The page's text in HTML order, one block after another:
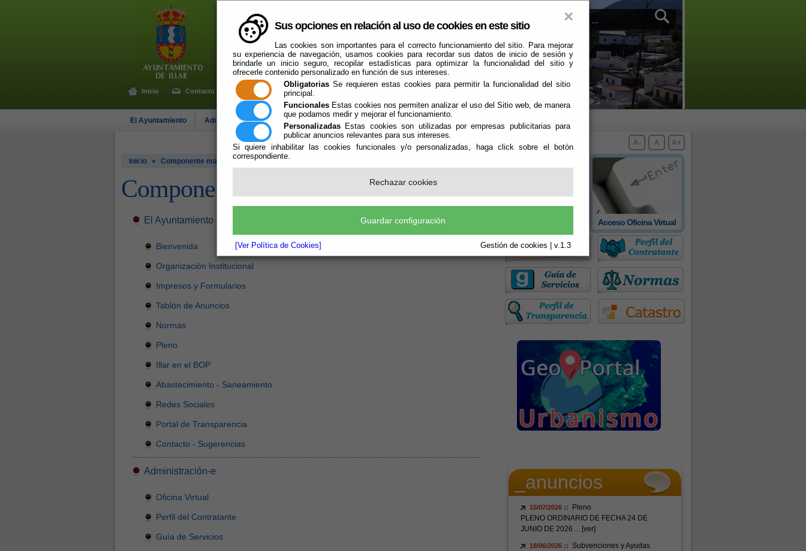
×
Sus opciones en relación al uso de cookies en este sitio
Las cookies son importantes para el correcto funcionamiento del sitio. Para mejorar
su experiencia de navegación, usamos cookies para recordar sus datos de inicio de sesión y
brindarle un inicio seguro, recopilar estadísticas para optimizar la funcionalidad del sitio y
ofrecerle contenido personalizado en función de sus intereses.
Obligatorias Se requieren estas cookies para permitir la funcionalidad del sitio
principal.
Funcionales Estas cookies nos permiten analizar el uso del Sitio web, de manera
que podamos medir y mejorar el funcionamiento.
Personalizadas Estas cookies son utilizadas por empresas publicitarias para
publicar anuncios relevantes para sus intereses.
Si quiere inhabilitar las cookies funcionales y/o personalizadas, haga click sobre el botón
correspondiente.
Rechazar cookies
Guardar configuración
[Ver Política de Cookies] Gestión de cookies | v.1.3
Inicio Contacto
El Ayuntamiento Administración-e Que Hacer Cuando Illar
A+
A
A-
Acceso Oficina Virtual
_anuncios
15/07/2026 ::
Pleno
PLENO ORDINARIO DE FECHA 24 DE
JUNIO DE 2026 ... [ver]
18/06/2026 ::
Subvenciones y Ayudas
Inicio » Componente mapa web
Componente mapa web
El Ayuntamiento
Bienvenida
Organización Institucional
Impresos y Formularios
Tablón de Anuncios
Normas
Pleno
Illar en el BOP
Abastecimiento - Saneamiento
Redes Sociales
Portal de Transparencia
Contacto - Sugerencias
Administración-e
Oficina Virtual
Perfil del Contratante
Guía de Servicios